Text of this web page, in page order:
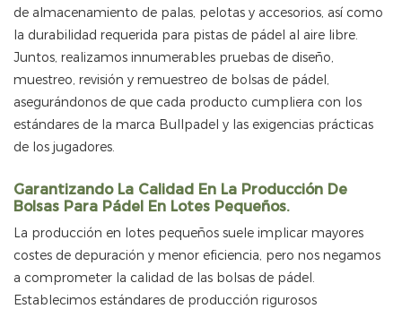
de almacenamiento de palas, pelotas y accesorios, así como
la durabilidad requerida para pistas de pádel al aire libre.
Juntos, realizamos innumerables pruebas de diseño,
muestreo, revisión y remuestreo de bolsas de pádel,
asegurándonos de que cada producto cumpliera con los
estándares de la marca Bullpadel y las exigencias prácticas
de los jugadores.
Garantizando La Calidad En La Producción De
Bolsas Para Pádel En Lotes Pequeños.
La producción en lotes pequeños suele implicar mayores
costes de depuración y menor eficiencia, pero nos negamos
a comprometer la calidad de las bolsas de pádel.
Establecimos estándares de producción rigurosos